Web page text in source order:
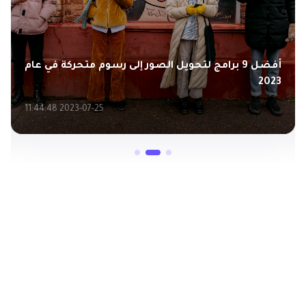
أفضل 9 برامج لتحويل الصور إلى رسوم متحركة في عام
2023
2023-07-25 11:44:48